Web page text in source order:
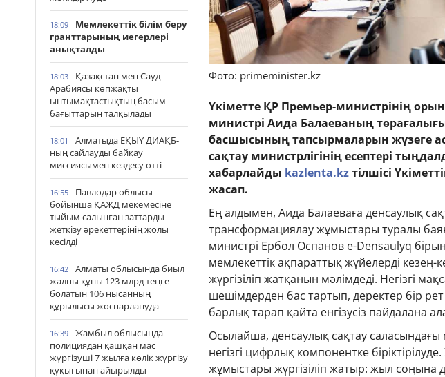
18:09
Мемлекеттік білім беру
гранттарының иегерлері
анықталды
18:03
Қазақстан мен Сауд
Арабиясы көпжақты
ынтымақтастықтың басым
бағыттарын талқылады
18:01
Алматыда ЕҚЫҰ ДИАҚБ-
ның сайлауды байқау
миссиясымен кездесу өтті
16:55
Павлодар облысы
бойынша ҚАЖД мекемесіне
тыйым салынған заттарды
жеткізу әрекеттерінің жолы
кесілді
16:42
Алматы облысында биыл
жалпы құны 123 млрд теңге
болатын 106 нысанның
құрылысы жоспарлануда
16:39
Жамбыл облысында
полициядан қашқан мас
жүргізуші 7 жылға көлік жүргізу
құқығынан айырылды
Фото: primeminister.kz
Үкіметте ҚР Премьер-министрінің
министрі Аида Балаеваның
басшысының тапсырмаларын жүзеге
сақтау министрлігінің есептері
хабарлайды kazlenta.kzтілшісі
жасап.
Ең алдымен, Аида Балаеваға денсаулық
трансформациялау жұмыстары туралы
министрі Ербол Оспанов e-Densaulyq
мемлекеттік ақпараттық жүйелерді кезең-
жүргізіліп жатқанын мәлімдеді. Негізгі
шешімдерден бас тартып, деректер бір
барлық тарап қайта енгізусіз пайдалана
Осылайша, денсаулық сақтау саласындағы
негізгі цифрлық компонентке
жұмыстары жүргізіліп жатыр: жыл соңына